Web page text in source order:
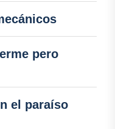
pero
el paraíso